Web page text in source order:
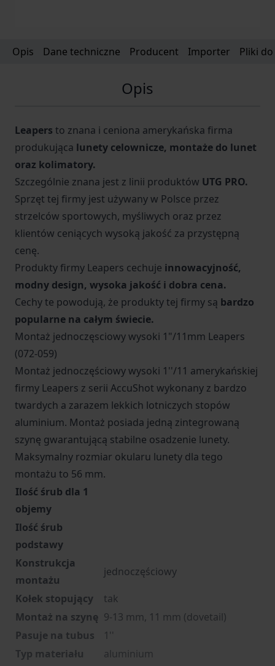
Opis Dane techniczne Producent Importer Pliki
Opis
Leapers to znana i ceniona amerykańska firma
produkująca lunety celownicze, montaże do lunet
oraz kolimatory.
Szczególnie znana jest z linii produktów UTG PRO.
Sprzęt tej firmy jest używany w Polsce przez
strzelców sportowych, myśliwych oraz przez
klientów ceniących wysoką jakość za przystępną
cenę.
Produkty firmy Leapers cechuje innowacyjność,
modny design, wysoka jakość i dobra cena.
Cechy te powodują, że produkty tej firmy są bardzo
popularne na całym świecie.
Montaż jednoczęsciowy wysoki 1"/11mm Leapers
(072-059)
Montaż jednoczęściowy wysoki 1''/11 amerykańskiej
firmy Leapers z serii AccuShot wykonany z bardzo
twardych a zarazem lekkich lotniczych stopów
aluminium. Montaż posiada jedną zintegrowaną
szynę gwarantującą stabilne osadzenie lunety.
Maksymalny rozmiar okularu lunety dla tego
montażu to 56 mm.
Ilość śrub dla 1
objemy
Ilość śrub
podstawy
Konstrukcja
montażu
jednoczęściowy
Kołek stopujący
tak
Montaż na szynę 9-13 mm, 11 mm (dovetail)
Pasuje na tubus
1''
Typ materiału
aluminium